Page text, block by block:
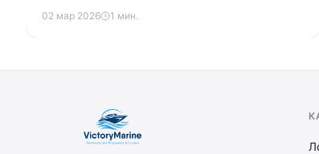
технологиях, мощности, назначении и цене,
02 мар 2026 1 мин.